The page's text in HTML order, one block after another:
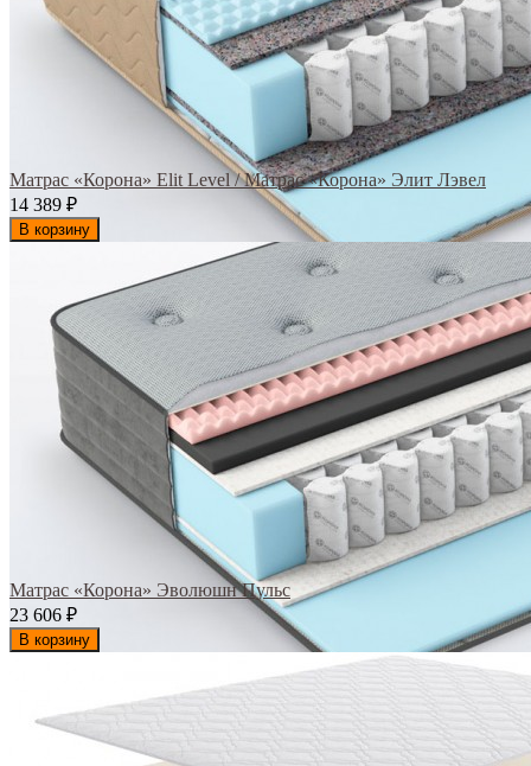
Матрас «Корона» Elit Level / Матрас «Корона» Элит Лэвел
14 389 ₽
В корзину
Матрас «Корона» Эволюшн Пульс
23 606 ₽
В корзину